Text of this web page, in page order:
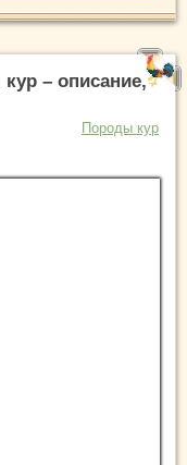
– описание,
Породы кур